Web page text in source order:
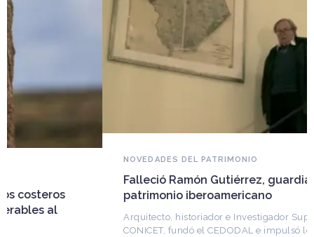
NOVEDADES DEL PATRIMONIO
Falleció Ramón Gutiérrez, guardián del
patrimonio iberoamericano
Arquitecto, historiador e Investigador Superior del
CONICET, fundó el CEDODAL e impulsó los Seminarios